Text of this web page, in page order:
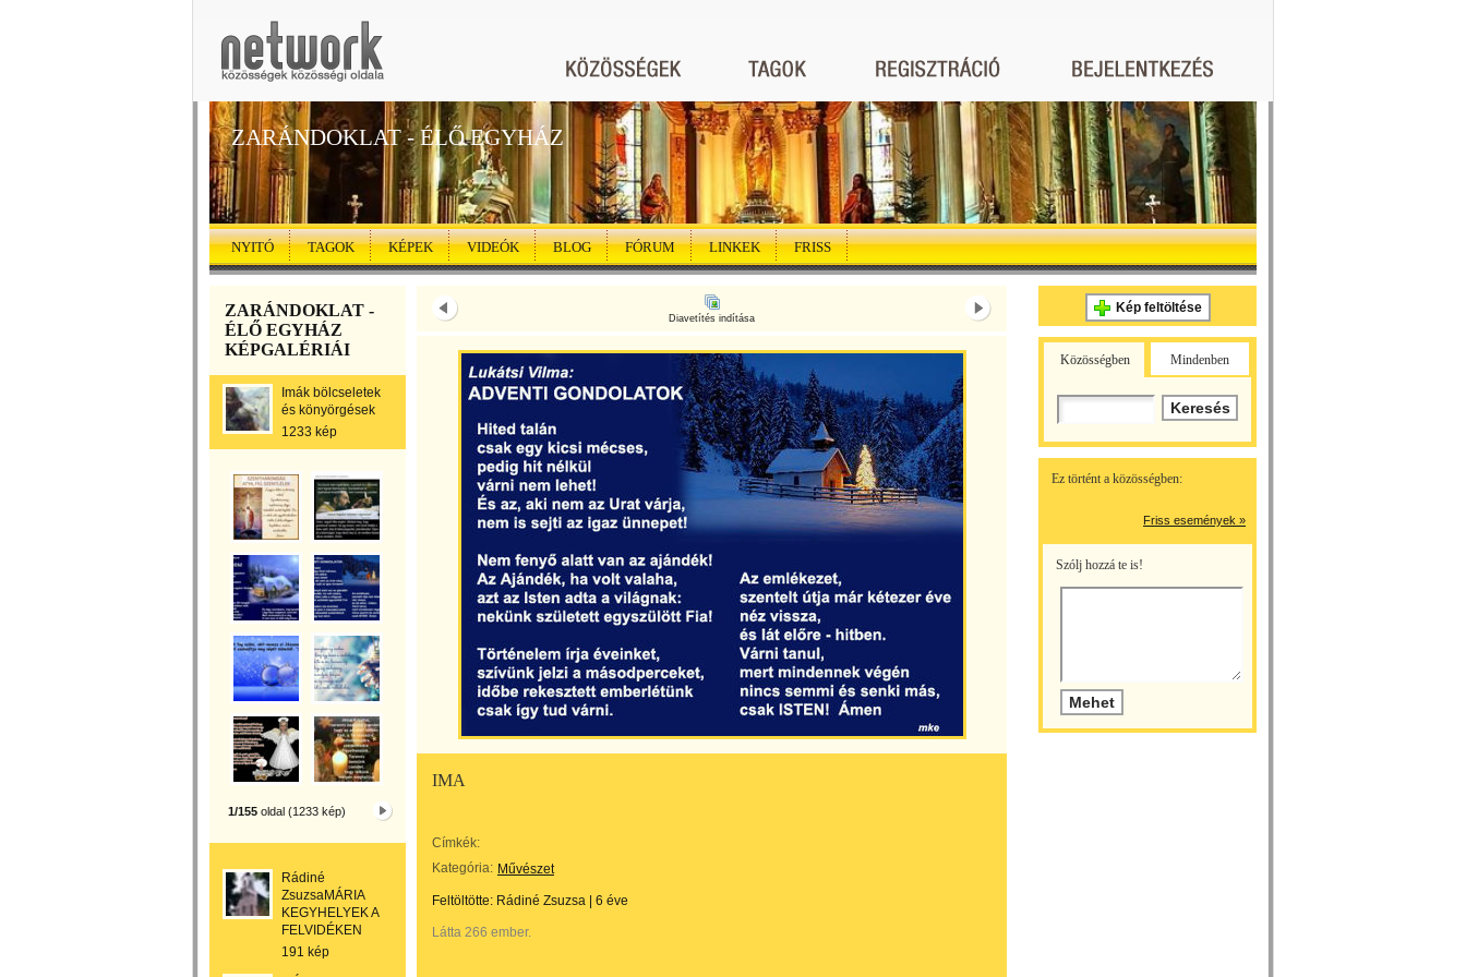
ZARÁNDOKLAT - ÉLŐ EGYHÁZ
NYITÓ TAGOK KÉPEK VIDEÓK BLOG FÓRUM LINKEK FRISS
ZARÁNDOKLAT -
ÉLŐ EGYHÁZ
KÉPGALÉRIÁI
Imák bölcseletek
és könyörgések
1233 kép
1/155 oldal (1233 kép)
Rádiné
ZsuzsaMÁRIA
KEGYHELYEK A
FELVIDÉKEN
191 kép
Diavetítés indítása
IMA
Címkék:
Kategória: Művészet
Feltöltötte: Rádiné Zsuzsa 6 éve
Látta 266 ember.
Kép feltöltése
Közösségben Mindenben
Ez történt a közösségben:
Friss események »
Szólj hozzá te is!